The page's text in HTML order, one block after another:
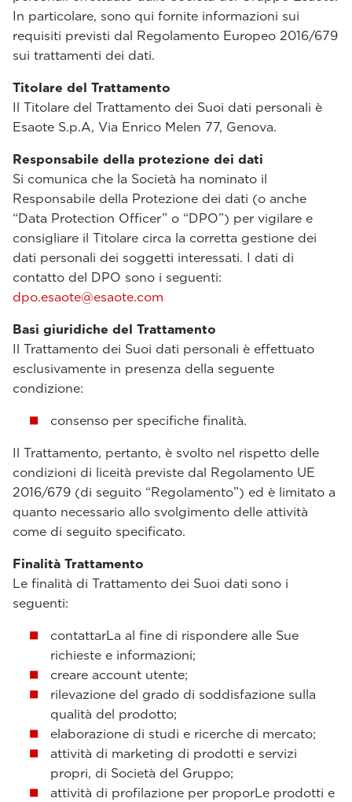
In particolare, sono qui fornite informazioni sui
requisiti previsti dal Regolamento Europeo 2016/679
sui trattamenti dei dati.
Titolare del Trattamento
Il Titolare del Trattamento dei Suoi dati personali è
Esaote S.p.A, Via Enrico Melen 77, Genova.
Responsabile della protezione dei dati
Si comunica che la Società ha nominato il
Responsabile della Protezione dei dati (o anche
“Data Protection Officer” o “DPO”) per vigilare e
consigliare il Titolare circa la corretta gestione dei
dati personali dei soggetti interessati. I dati di
contatto del DPO sono i seguenti:
dpo.esaote@esaote.com
Basi giuridiche del Trattamento
Il Trattamento dei Suoi dati personali è effettuato
esclusivamente in presenza della seguente
condizione:
consenso per specifiche finalità.
Il Trattamento, pertanto, è svolto nel rispetto delle
condizioni di liceità previste dal Regolamento UE
2016/679 (di seguito “Regolamento”) ed è limitato a
quanto necessario allo svolgimento delle attività
come di seguito specificato.
Finalità Trattamento
Le finalità di Trattamento dei Suoi dati sono i
seguenti:
contattarLa al fine di rispondere alle Sue
richieste e informazioni;
creare account utente;
rilevazione del grado di soddisfazione sulla
qualità del prodotto;
elaborazione di studi e ricerche di mercato;
attività di marketing di prodotti e servizi
propri, di Società del Gruppo;
attività di profilazione per proporLe prodotti e